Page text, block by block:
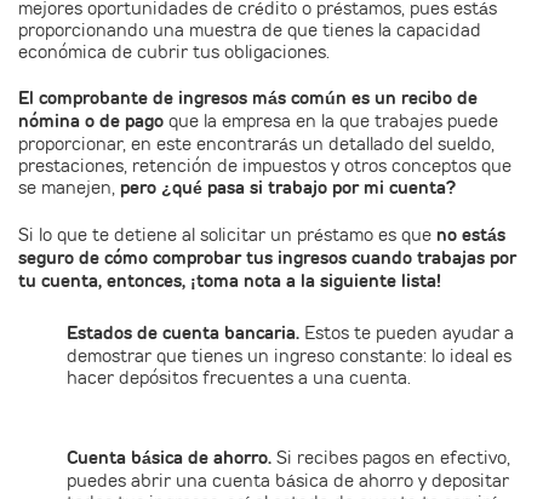
mejores oportunidades de crédito o préstamos, pues estás
proporcionando una muestra de que tienes la capacidad
económica de cubrir tus obligaciones.
El comprobante de ingresos más común es un recibo de
nómina o de pago que la empresa en la que trabajes puede
proporcionar, en este encontrarás un detallado del sueldo,
prestaciones, retención de impuestos y otros conceptos que
se manejen, pero ¿qué pasa si trabajo por mi cuenta?
Si lo que te detiene al solicitar un préstamo es que no estás
seguro de cómo comprobar tus ingresos cuando trabajas por
tu cuenta, entonces, ¡toma nota a la siguiente lista!
Estados de cuenta bancaria. Estos te pueden ayudar a
demostrar que tienes un ingreso constante: lo ideal es
hacer depósitos frecuentes a una cuenta.
Cuenta básica de ahorro. Si recibes pagos en efectivo,
puedes abrir una cuenta básica de ahorro y depositar